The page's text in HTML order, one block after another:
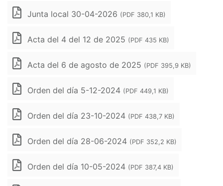
Junta local 30-04-2026 (PDF 380,1 KB)
Acta del 4 del 12 de 2025 (PDF 435 KB)
Acta del 6 de agosto de 2025 (PDF 395,9 KB)
Orden del día 5-12-2024 (PDF 449,1 KB)
Orden del día 23-10-2024 (PDF 438,7 KB)
Orden del día 28-06-2024 (PDF 352,2 KB)
Orden del día 10-05-2024 (PDF 387,4 KB)